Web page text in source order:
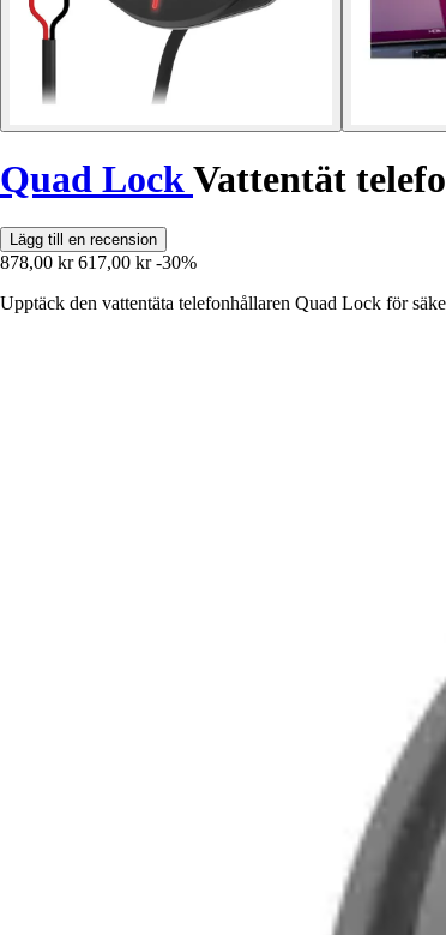
Quad LockVattentät
Lägg till en recension
878,00 kr 617,00 kr -30%
Upptäck den vattentäta telefonhållaren Quad Lock för